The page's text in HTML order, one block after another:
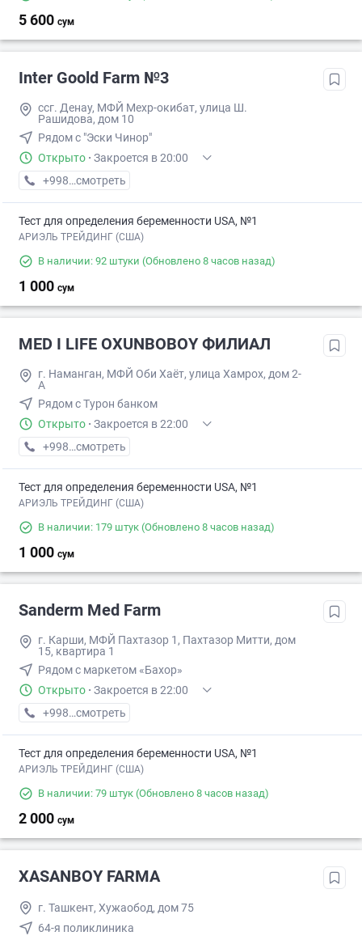
5 600 сум
Inter Goold Farm №3
ссг. Денау, МФЙ Мехр-окибат, улица Ш.
Рашидова, дом 10
Рядом с "Эски Чинор"
Открыто · Закроется в 20:00
+998 (97) XXX-XX-XX
смотреть
Тест для определения беременности USA, №1
АРИЭЛЬ ТРЕЙДИНГ (США)
В наличии: 92 штуки (Обновлено 8 часов назад)
1 000 сум
MED I LIFE OXUNBOBOY ФИЛИАЛ
г. Наманган, МФЙ Оби Хаёт, улица Хамрох, дом 2-
А
Рядом с Турон банком
Открыто · Закроется в 22:00
+998 (91) XXX-XX-XX
смотреть
Тест для определения беременности USA, №1
АРИЭЛЬ ТРЕЙДИНГ (США)
В наличии: 179 штук (Обновлено 8 часов назад)
1 000 сум
Sanderm Med Farm
г. Карши, МФЙ Пахтазор 1, Пахтазор Митти, дом
15, квартира 1
Рядом с маркетом «Бахор»
Открыто · Закроется в 22:00
+998 (90) XXX-XX-XX
смотреть
Тест для определения беременности USA, №1
АРИЭЛЬ ТРЕЙДИНГ (США)
В наличии: 79 штук (Обновлено 8 часов назад)
2 000 сум
XASANBOY FARMA
г. Ташкент, Хужаобод, дом 75
64-я поликлиника